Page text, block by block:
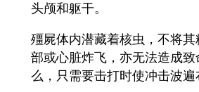
头颅和躯干。
殭屍体内潜藏着核虫，不将
部或心脏炸飞，亦无法造成
么，只需要击打时使冲击波遍